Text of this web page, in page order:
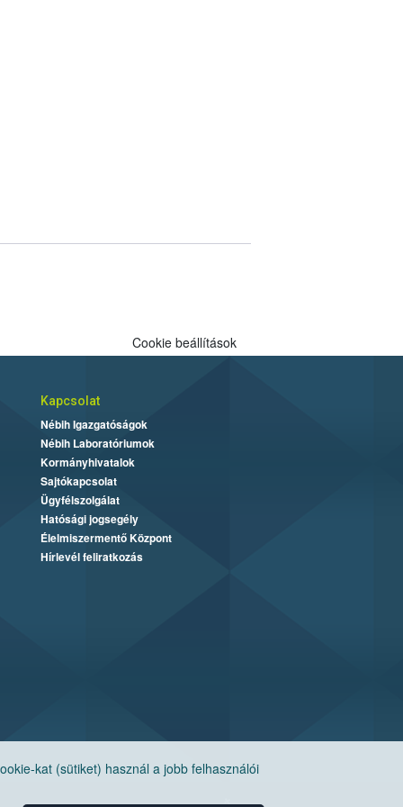
kat (sütiket) használ a jobb felhasználói
Cookie beállítások
Kapcsolat
Nébih Igazgatóságok
Nébih Laboratóriumok
Kormányhivatalok
Sajtókapcsolat
Ügyfélszolgálat
Hatósági jogsegély
Élelmiszermentő Központ
Hírlevél feliratkozás